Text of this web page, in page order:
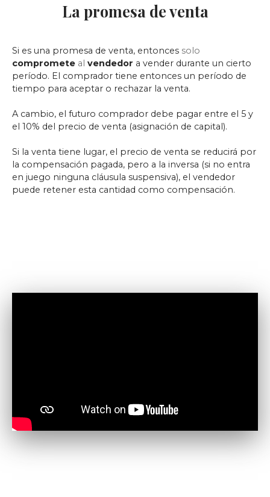
La promesa de venta
Si es una promesa de venta, entonces solo
compromete al vendedor a vender durante un cierto
período. El comprador tiene entonces un período de
tiempo para aceptar o rechazar la venta.
A cambio, el futuro comprador debe pagar entre el 5 y
el 10% del precio de venta (asignación de capital).
Si la venta tiene lugar, el precio de venta se reducirá por
la compensación pagada, pero a la inversa (si no entra
en juego ninguna cláusula suspensiva), el vendedor
puede retener esta cantidad como compensación.